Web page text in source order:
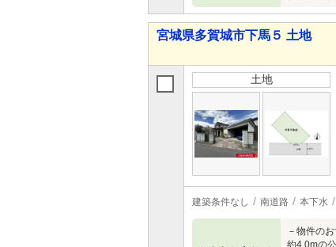
宮城県多賀城市下馬５ 土地
土地
建築条件なし 南道路 本下水
－物件の
約4.0mの